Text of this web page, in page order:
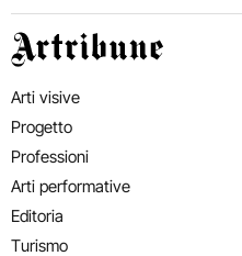
Artribune
Arti visive
Progetto
Professioni
Arti performative
Editoria
Turismo